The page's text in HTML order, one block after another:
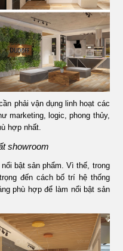
phải vận dụng linh hoạt các
marketing, logic, phong thủy,
hợp nhất.
showroom
bật sản phẩm. Vì thế, trong
đến cách bố trí hệ thống
phù hợp để làm nổi bật sản